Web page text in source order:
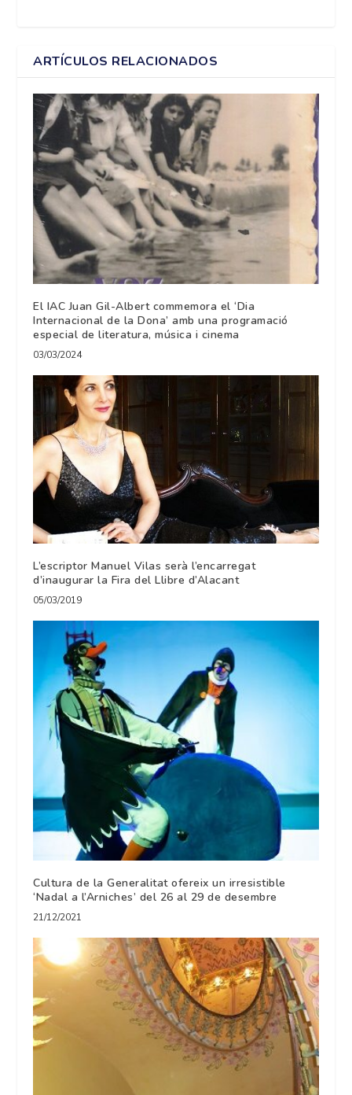
ARTÍCULOS RELACIONADOS
El IAC Juan Gil-Albert commemora el ‘Dia
Internacional de la Dona’ amb una programació
especial de literatura, música i cinema
03/03/2024
L’escriptor Manuel Vilas serà l’encarregat
d’inaugurar la Fira del Llibre d’Alacant
05/03/2019
Cultura de la Generalitat ofereix un irresistible
‘Nadal a l’Arniches’ del 26 al 29 de desembre
21/12/2021